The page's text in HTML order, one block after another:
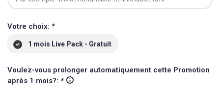
Votre choix: *
1 mois Live Pack - Gratuit
Voulez-vous prolonger automatiquement cette Promotion
après 1 mois?: *